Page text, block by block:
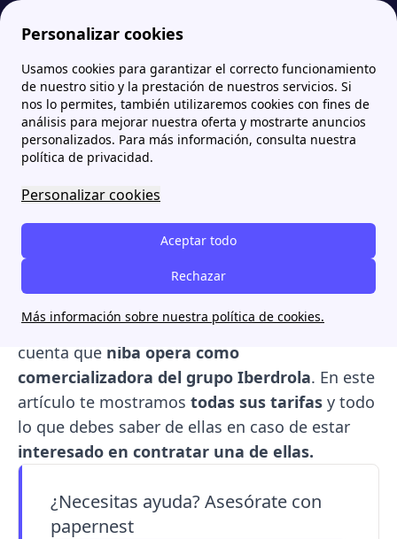
Personalizar cookies
Usamos cookies para garantizar el correcto funcionamiento
de nuestro sitio y la prestación de nuestros servicios. Si
nos lo permites, también utilizaremos cookies con fines de
análisis para mejorar nuestra oferta y mostrarte anuncios
personalizados. Para más información, consulta nuestra
política de privacidad.
Personalizar cookies
Aceptar todo
Rechazar
Más información sobre nuestra política de cookies.
Papernest.es niba Tarifas de luz y gas de Niba: precios, contratación y condiciones
Tarifas de luz y gas de
Niba: precios, contratación
y condiciones
niba ofrece un catálogo de servicios
energéticos diseñado para
diferentes perfiles de consumo
electricidad y gas. Es importante tener en
cuenta que niba opera como
comercializadora del grupo Iberdrola. En este
artículo te mostramos todas sus tarifas y todo
lo que debes saber de ellas en caso de estar
interesado en contratar una de ellas.
¿Necesitas ayuda? Asesórate con
papernest